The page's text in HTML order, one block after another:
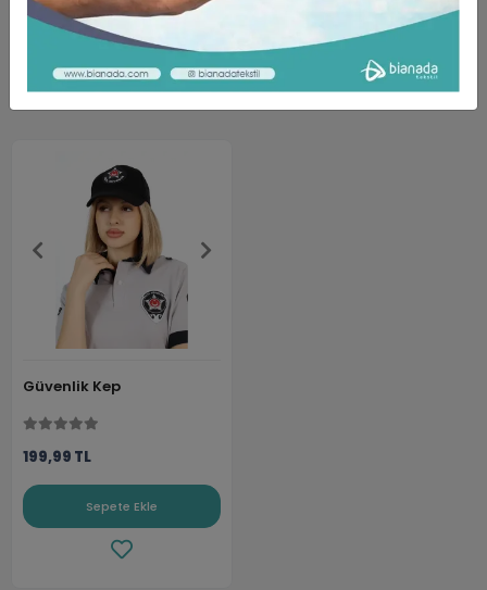
seçimdir.
Benzer Ürünler
Güvenlik Kep
199,99 TL
Sepete Ekle